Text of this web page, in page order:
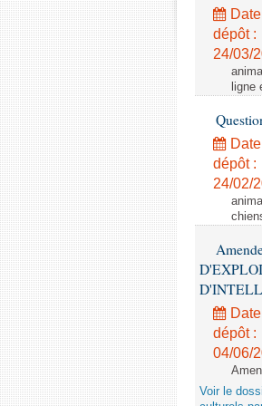
dépôt :
24/03/
ligne
dépôt :
24/02/
dépôt :
04/06/
Voir le